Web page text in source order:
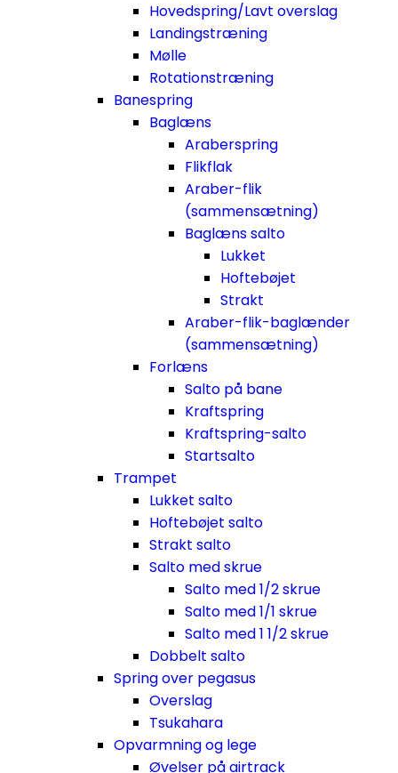
Hovedspring/Lavt overslag
Landingstræning
Mølle
Rotationstræning
Banespring
Baglæns
Araberspring
Flikflak
Araber-flik
(sammensætning)
Baglæns salto
Lukket
Hoftebøjet
Strakt
Araber-flik-baglænder
(sammensætning)
Forlæns
Salto på bane
Kraftspring
Kraftspring-salto
Startsalto
Trampet
Lukket salto
Hoftebøjet salto
Strakt salto
Salto med skrue
Salto med 1/2 skrue
Salto med 1/1 skrue
Salto med 1 1/2 skrue
Dobbelt salto
Spring over pegasus
Overslag
Tsukahara
Opvarmning og lege
Øvelser på airtrack